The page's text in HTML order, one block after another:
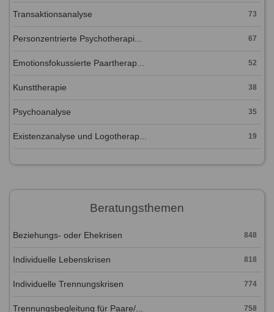
Transaktionsanalyse 73
Personzentrierte Psychotherapi... 67
Emotionsfokussierte Paartherap... 52
Kunsttherapie 38
Psychoanalyse 35
Existenzanalyse und Logotherap... 19
Beratungsthemen
Beziehungs- oder Ehekrisen 848
Individuelle Lebenskrisen 818
Individuelle Trennungskrisen 774
Trennungsbegleitung für Paare/... 758